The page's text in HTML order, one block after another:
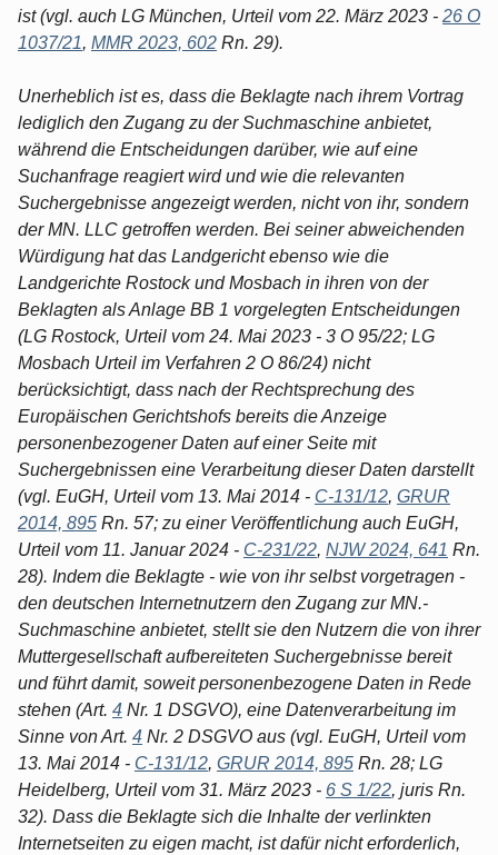
ist (vgl. auch LG München, Urteil vom 22. März 2023 - 26 O
1037/21, MMR 2023, 602 Rn. 29).
Unerheblich ist es, dass die Beklagte nach ihrem Vortrag
lediglich den Zugang zu der Suchmaschine anbietet,
während die Entscheidungen darüber, wie auf eine
Suchanfrage reagiert wird und wie die relevanten
Suchergebnisse angezeigt werden, nicht von ihr, sondern
der MN. LLC getroffen werden. Bei seiner abweichenden
Würdigung hat das Landgericht ebenso wie die
Landgerichte Rostock und Mosbach in ihren von der
Beklagten als Anlage BB 1 vorgelegten Entscheidungen
(LG Rostock, Urteil vom 24. Mai 2023 - 3 O 95/22; LG
Mosbach Urteil im Verfahren 2 O 86/24) nicht
berücksichtigt, dass nach der Rechtsprechung des
Europäischen Gerichtshofs bereits die Anzeige
personenbezogener Daten auf einer Seite mit
Suchergebnissen eine Verarbeitung dieser Daten darstellt
(vgl. EuGH, Urteil vom 13. Mai 2014 - C-131/12, GRUR
2014, 895 Rn. 57; zu einer Veröffentlichung auch EuGH,
Urteil vom 11. Januar 2024 - C-231/22, NJW 2024, 641 Rn.
28). Indem die Beklagte - wie von ihr selbst vorgetragen -
den deutschen Internetnutzern den Zugang zur MN.-
Suchmaschine anbietet, stellt sie den Nutzern die von ihrer
Muttergesellschaft aufbereiteten Suchergebnisse bereit
und führt damit, soweit personenbezogene Daten in Rede
stehen (Art. 4 Nr. 1 DSGVO), eine Datenverarbeitung im
Sinne von Art. 4 Nr. 2 DSGVO aus (vgl. EuGH, Urteil vom
13. Mai 2014 - C-131/12, GRUR 2014, 895 Rn. 28; LG
Heidelberg, Urteil vom 31. März 2023 - 6 S 1/22, juris Rn.
32). Dass die Beklagte sich die Inhalte der verlinkten
Internetseiten zu eigen macht, ist dafür nicht erforderlich,